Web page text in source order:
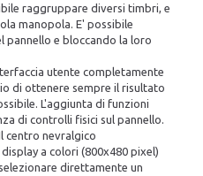
raggruppare diversi timbri, e
manopola. E' possibile
pannello e bloccando la loro
utente completamente
di ottenere sempre il risultato
L'aggiunta di funzioni
di controlli fisici sul pannello.
centro nevralgico
a colori (800x480 pixel)
direttamente un